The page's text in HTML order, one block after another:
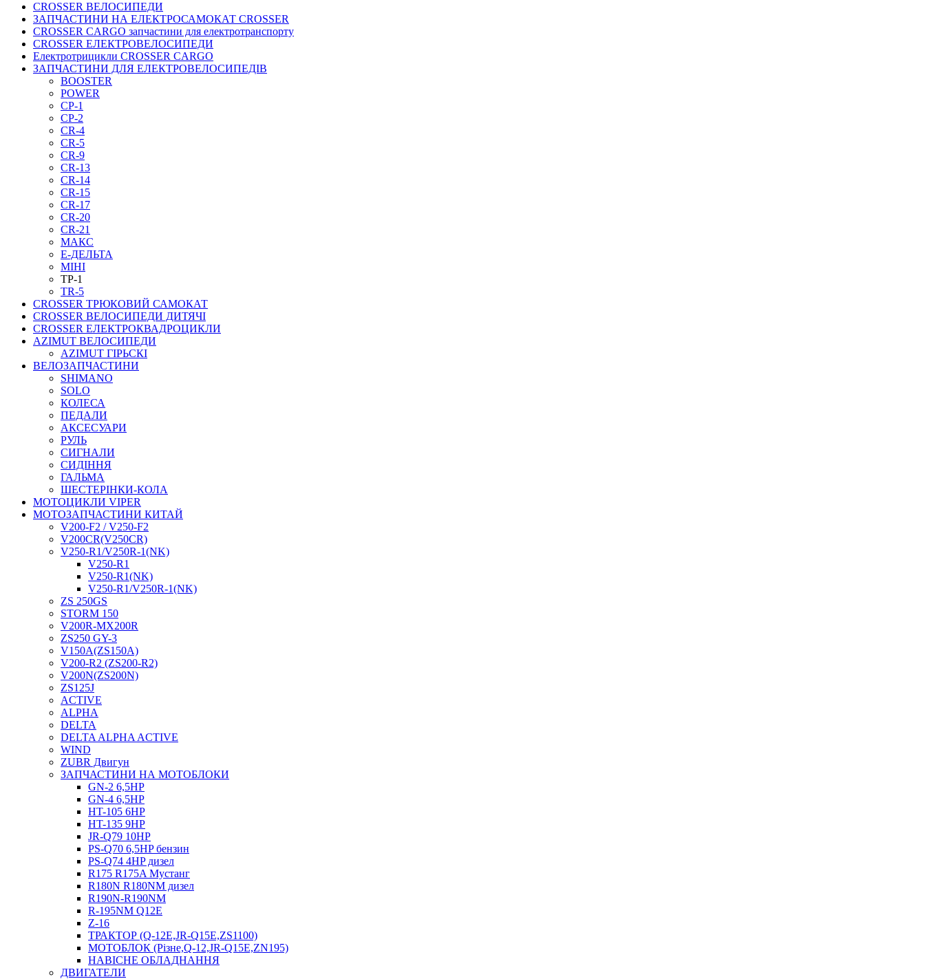
CROSSER ВЕЛОСИПЕДИ
ЗАПЧАСТИНИ НА ЕЛЕКТРОСАМОКАТ CROSSER
CROSSER CARGO запчастини для електротранспорту
CROSSER ЕЛЕКТРОВЕЛОСИПЕДИ
Електротрицикли CROSSER CARGO
ЗАПЧАСТИНИ ДЛЯ ЕЛЕКТРОВЕЛОСИПЕДІВ
BOOSTER
POWER
СР-1
CР-2
CR-4
CR-5
CR-9
CR-13
CR-14
CR-15
CR-17
CR-20
CR-21
МАКС
Е-ДЕЛЬТА
МІНІ
ТР-1
TR-5
CROSSER ТРЮКОВИЙ САМОКАТ
CROSSER ВЕЛОСИПЕДИ ДИТЯЧІ
CROSSER ЕЛЕКТРОКВАДРОЦИКЛИ
AZIMUT ВЕЛОСИПЕДИ
AZIMUT ГІРЬСКІ
ВЕЛОЗАПЧАСТИНИ
SHIMANO
SOLO
КОЛЕСА
ПЕДАЛИ
АКСЕСУАРИ
РУЛЬ
СИГНАЛИ
СИДІННЯ
ГАЛЬМА
ШЕСТЕРІНКИ-КОЛА
МОТОЦИКЛИ VIPER
МОТОЗАПЧАСТИНИ КИТАЙ
V200-F2 / V250-F2
V200CR(V250CR)
V250-R1/V250R-1(NK)
V250-R1
V250-R1(NK)
V250-R1/V250R-1(NK)
ZS 250GS
STORM 150
V200R-MX200R
ZS250 GY-3
V150A(ZS150A)
V200-R2 (ZS200-R2)
V200N(ZS200N)
ZS125J
ACTIVE
ALPHA
DELTA
DELTA ALPHA ACTIVE
WIND
ZUBR Двигун
ЗАПЧАСТИНИ НА МОТОБЛОКИ
GN-2 6,5HP
GN-4 6,5HP
HT-105 6HP
HT-135 9HP
JR-Q79 10HP
PS-Q70 6,5HP бензин
PS-Q74 4HP дизел
R175 R175A Мустанг
R180N R180NM дизел
R190N-R190NM
R-195NM Q12E
Z-16
ТРАКТОР (Q-12E,JR-Q15E,ZS1100)
МОТОБЛОК (Різне,Q-12,JR-Q15E,ZN195)
НАВІСНЕ ОБЛАДНАННЯ
ДВИГАТЕЛИ